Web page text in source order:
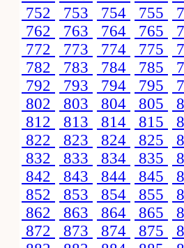
752
753 754 755
762
763 764 765
772
773 774 775
782
783 784 785
792
793 794 795
802
803 804 805
812
813 814 815
822
823 824 825
832
833 834 835
842
843 844 845
852
853 854 855
862
863 864 865
872
873 874 875